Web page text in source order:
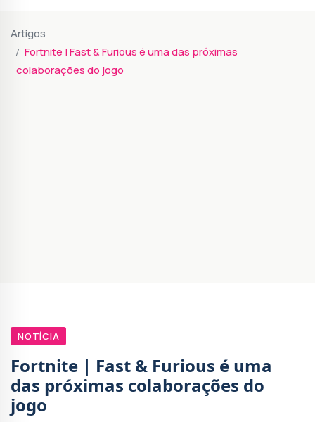
Artigos
Fortnite | Fast & Furious é uma das próximas
colaborações do jogo
NOTÍCIA
Fortnite | Fast & Furious é uma
das próximas colaborações do
jogo